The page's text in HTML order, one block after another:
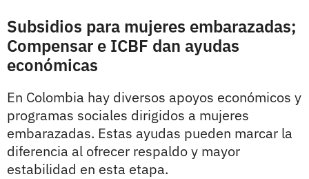
Subsidios para mujeres embarazadas;
Compensar e ICBF dan ayudas
económicas
En Colombia hay diversos apoyos económicos y
programas sociales dirigidos a mujeres
embarazadas. Estas ayudas pueden marcar la
diferencia al ofrecer respaldo y mayor
estabilidad en esta etapa.